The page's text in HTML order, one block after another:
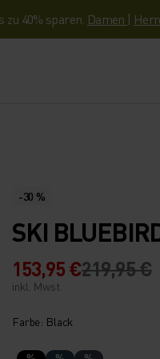
40% sparen. Damen |
-30 %
SKI
153,95 €219,95 €
inkl. Mwst.
Farbe: Black